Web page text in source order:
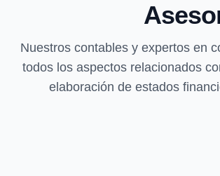
Nuestros contables y expertos en
todos los aspectos relacionados
elaboración de estados